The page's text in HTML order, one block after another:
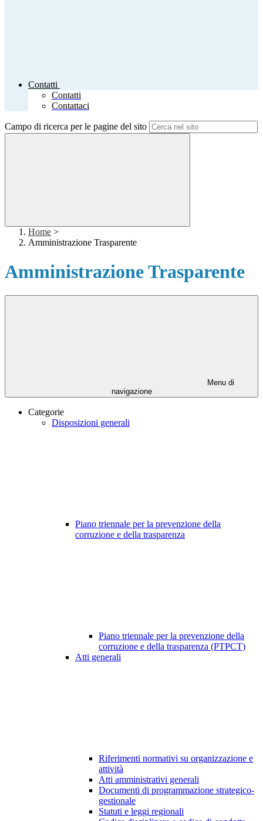
Contatti
Contatti
Contattaci
Campo di ricerca per le pagine del sito
Home >
Amministrazione Trasparente
Amministrazione Trasparente
Menu di
navigazione
Categorie
Disposizioni generali
Piano triennale per la prevenzione della
corruzione e della trasparenza
Piano triennale per la prevenzione della
corruzione e della trasparenza (PTPCT)
Atti generali
Riferimenti normativi su organizzazione e
attività
Atti amministrativi generali
Documenti di programmazione strategico-
gestionale
Statuti e leggi regionali